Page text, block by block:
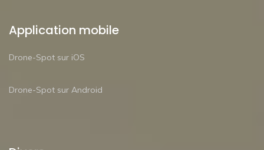
Application mobile
Drone-Spot sur iOS
Drone-Spot sur Android